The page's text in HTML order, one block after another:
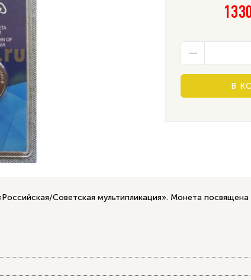
В
Советская мультипликация». Монета